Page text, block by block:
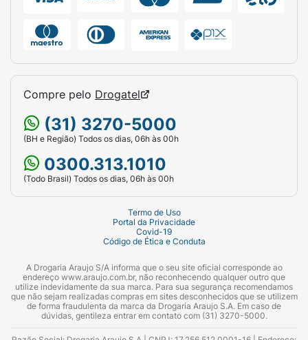
Compre pelo Drogatel
(31) 3270-5000
(BH e Região) Todos os dias, 06h às 00h
0300.313.1010
(Todo Brasil) Todos os dias, 06h às 00h
Termo de Uso
Portal da Privacidade
Covid-19
Código de Ética e Conduta
A Drogaria Araujo S/A informa que o seu site oficial corresponde ao
endereço www.araujo.com.br, não reconhecendo qualquer outro que
utilize indevidamente da sua marca. Para sua segurança recomendamos
que não sejam realizadas compras em sites desconhecidos que se utilizem
de forma fraudulenta da marca da Drogaria Araujo S.A. Em caso de
dúvidas, gentileza entrar em contato com (31) 3270-5000.